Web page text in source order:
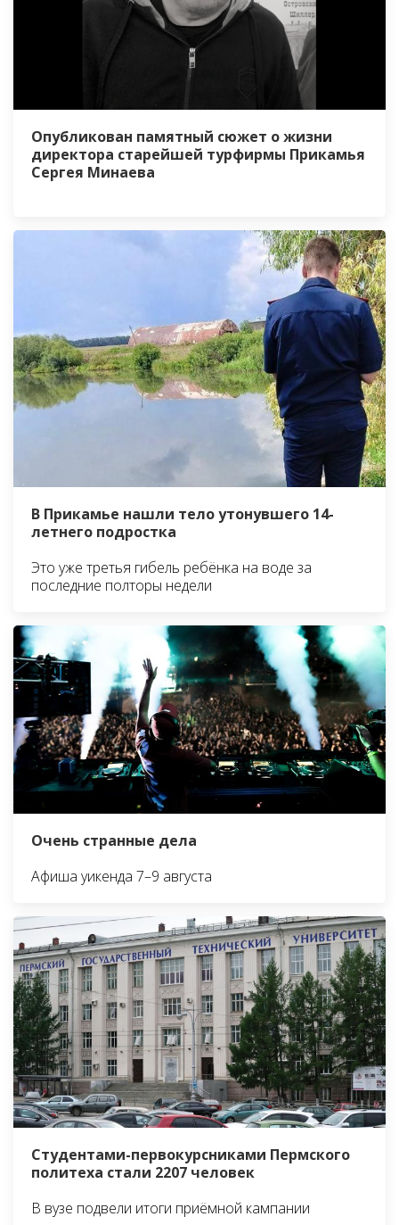
Опубликован памятный сюжет о жизни
директора старейшей турфирмы Прикамья
Сергея Минаева
В Прикамье нашли тело утонувшего 14-
летнего подростка
Это уже третья гибель ребёнка на воде за
последние полторы недели
Очень странные дела
Афиша уикенда 7–9 августа
Студентами-первокурсниками Пермского
политеха стали 2207 человек
В вузе подвели итоги приёмной кампании